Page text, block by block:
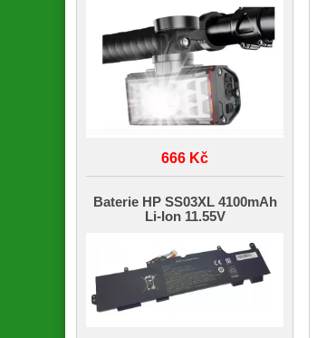
666 Kč
Baterie HP SS03XL 4100mAh
Li-Ion 11.55V